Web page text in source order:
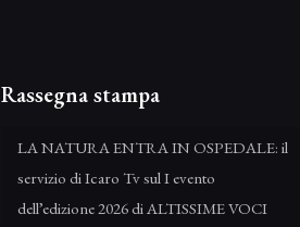
Rassegna stampa
LA NATURA ENTRA IN OSPEDALE: il
servizio di Icaro Tv sul I evento
dell’edizione 2026 di ALTISSIME VOCI